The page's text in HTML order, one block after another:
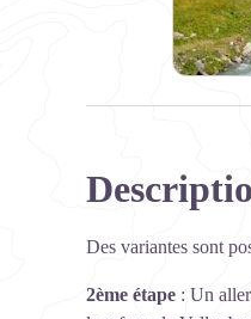
Des variantes sont
2ème étape : Un